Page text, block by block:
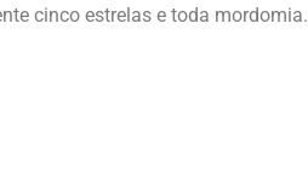
cinco estrelas e toda mordomia.